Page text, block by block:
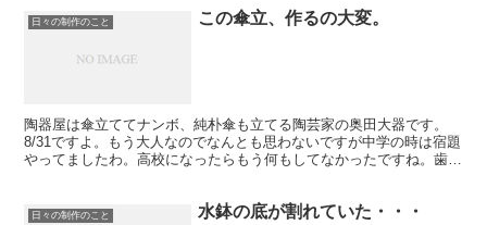
日々の制作のこと この傘立、作るの大変。
陶器屋は傘立ててナンボ、純朴傘も立てる陶芸家の奥田大器です。
8/31ですよ。もう大人なのでなんとも思わないですが中学の時は宿題
やってましたわ。高校になったらもう何もしてなかったですね。歯医
日々の制作のこと 水鉢の底が割れていた・・・